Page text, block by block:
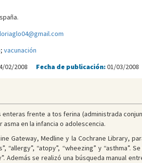
; vacunación
02/2008 Fecha de publicación:01/03/2008
enteras frente a tos ferina (administrada
en la infancia o adolescencia.
Gateway, Medline y la Cochrane Library,
“allergy”, “atopy”, “wheezing” y
Además se realizó una búsqueda manual